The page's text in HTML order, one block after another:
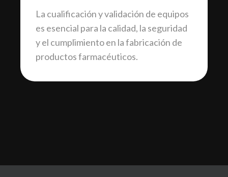
La cualificación y validación de equipos
es esencial para la calidad, la seguridad
y el cumplimiento en la fabricación de
productos farmacéuticos.